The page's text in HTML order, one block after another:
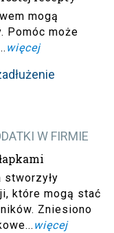
mogą
Pomóc może
więcej
W FIRMIE
stworzyły
które mogą stać
Zniesiono
więcej